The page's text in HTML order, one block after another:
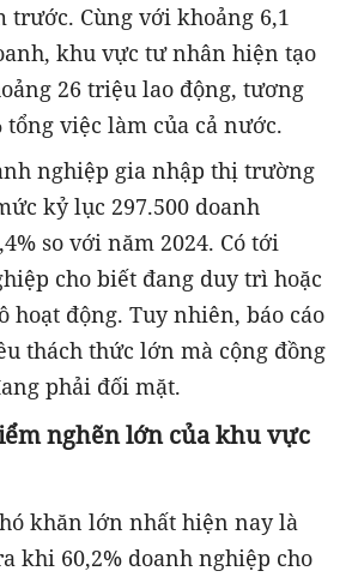
trước. Cùng với khoảng 6,1
khu vực tư nhân hiện tạo
26 triệu lao động, tương
việc làm của cả nước.
nghiệp gia nhập thị trường
kỷ lục 297.500 doanh
so với năm 2024. Có tới
cho biết đang duy trì hoặc
hoạt động. Tuy nhiên, báo cáo
thách thức lớn mà cộng đồng
phải đối mặt.
nghẽn lớn của khu vực
khăn lớn nhất hiện nay là
khi 60,2% doanh nghiệp cho